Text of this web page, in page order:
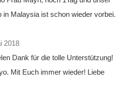
in Malaysia ist schon wieder vorbei.
2018
Dank für die tolle Unterstützung!
Mit Euch immer wieder! Liebe